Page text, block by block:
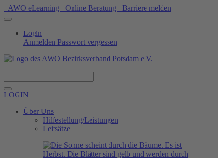
AWO eLearning Online Beratung Barriere melden
Login
Anmelden Passwort vergessen
LOGIN
Über Uns
Hilfestellung/Leistungen
Leitsätze